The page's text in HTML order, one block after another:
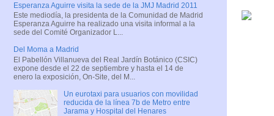
Esperanza Aguirre visita la sede de la JMJ Madrid 2011
Este mediodía, la presidenta de la Comunidad de Madrid
Esperanza Aguirre ha realizado una visita informal a la
sede del Comité Organizador L...
Del Moma a Madrid
El Pabellón Villanueva del Real Jardín Botánico (CSIC)
expone desde el 22 de septiembre y hasta el 14 de
enero la exposición, On-Site, del M...
Un eurotaxi para usuarios con movilidad
reducida de la línea 7b de Metro entre
Jarama y Hospital del Henares